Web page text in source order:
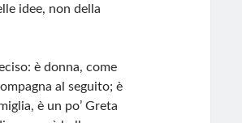
idee, non della
è donna, come
al seguito; è
è un po’ Greta